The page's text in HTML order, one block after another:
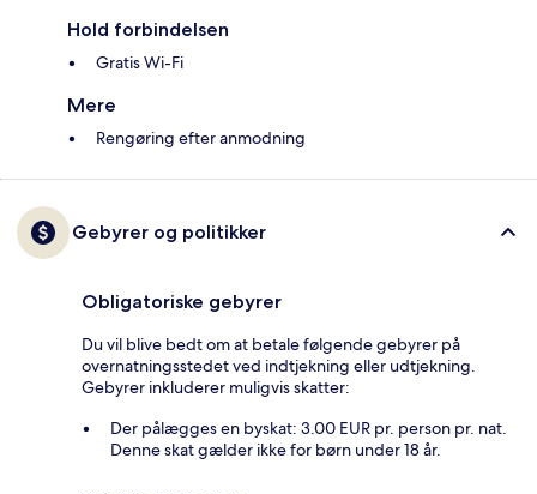
Hold forbindelsen
Gratis Wi-Fi
Mere
Rengøring efter anmodning
Gebyrer og politikker
Obligatoriske gebyrer
Du vil blive bedt om at betale følgende gebyrer på
overnatningsstedet ved indtjekning eller udtjekning.
Gebyrer inkluderer muligvis skatter:
Der pålægges en byskat: 3.00 EUR pr. person pr. nat.
Denne skat gælder ikke for børn under 18 år.